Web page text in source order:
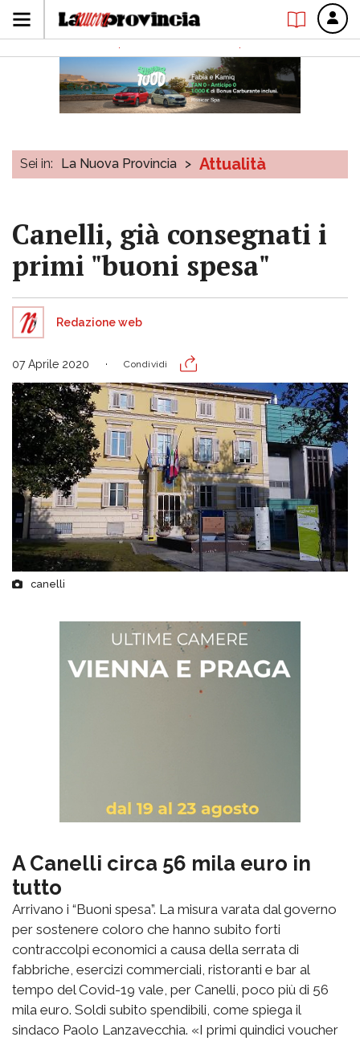
Sei in: La Nuova Provincia > Attualità
Canelli, già consegnati i
primi "buoni spesa"
Redazione web
07 Aprile 2020 Condividi
canelli
A Canelli circa 56 mila euro in
tutto
Arrivano i “Buoni spesa”. La misura varata dal governo
per sostenere coloro che hanno subito forti
contraccolpi economici a causa della serrata di
fabbriche, esercizi commerciali, ristoranti e bar al
tempo del Covid-19 vale, per Canelli, poco più di 56
mila euro. Soldi subito spendibili, come spiega il
sindaco Paolo Lanzavecchia. «I primi quindici voucher